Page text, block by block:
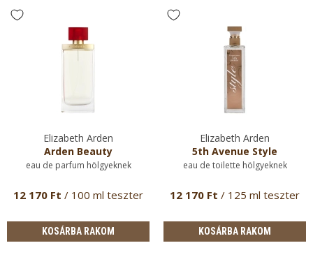
Elizabeth Arden
Arden Beauty
eau de parfum hölgyeknek
12 170 Ft / 100 ml teszter
KOSÁRBA RAKOM
Elizabeth Arden
5th Avenue Style
eau de toilette hölgyeknek
12 170 Ft / 125 ml teszter
KOSÁRBA RAKOM